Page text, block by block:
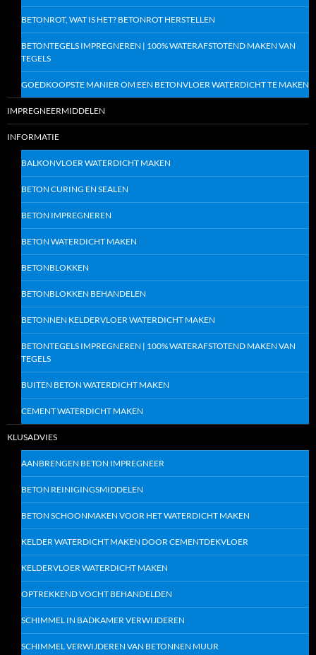
BETONROT, WAT IS HET? BETONROT HERSTELLEN
BETONTEGELS IMPREGNEREN | 100% WATERAFSTOTEND MAKEN VAN
TEGELS
GOEDKOOPSTE MANIER OM EEN BETONVLOER WATERDICHT TE MAKEN
IMPREGNEERMIDDELEN
INFORMATIE
BALKONVLOER WATERDICHT MAKEN
BETON CURING EN SEALEN
BETON IMPREGNEREN
BETON WATERDICHT MAKEN
BETONBLOKKEN
BETONBLOKKEN BEHANDELEN
BETONNEN KELDERVLOER WATERDICHT MAKEN
BETONTEGELS IMPREGNEREN | 100% WATERAFSTOTEND MAKEN VAN
TEGELS
BUITEN BETON WATERDICHT MAKEN
CEMENT WATERDICHT MAKEN
KLUSADVIES
AANBRENGEN BETON IMPREGNEER
BETON REINIGINGSMIDDELEN
BETON SCHOONMAKEN VOOR HET WATERDICHT MAKEN
KELDER WATERDICHT MAKEN DOOR CEMENTDEKVLOER
KELDERVLOER WATERDICHT MAKEN
OPTREKKEND VOCHT BEHANDELDEN
SCHIMMEL IN BADKAMER VERWIJDEREN
SCHIMMEL VERWIJDEREN VAN BETONNEN MUUR